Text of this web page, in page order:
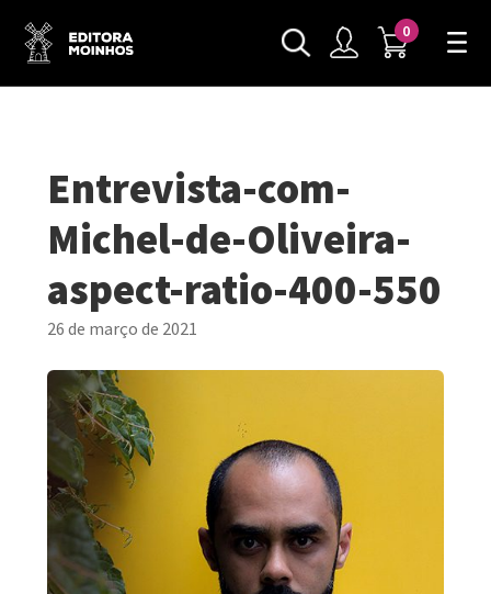
0
Entrevista-com-
Michel-de-Oliveira-
aspect-ratio-400-550
26 de março de 2021